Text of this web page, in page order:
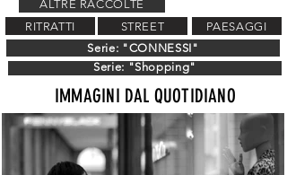
Serie: "Shopping"
Serie: "CONNESSI"
RITRATTI STREET PAESAGGI
ALTRE RACCOLTE
IMMAGINI DAL QUOTIDIANO